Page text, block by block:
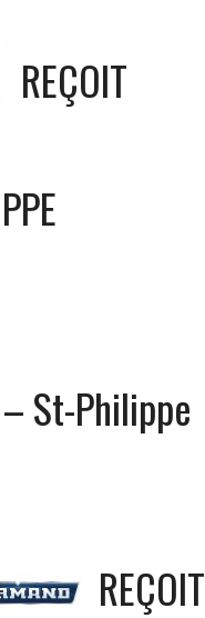
REÇOIT
St-Philippe
REÇOIT